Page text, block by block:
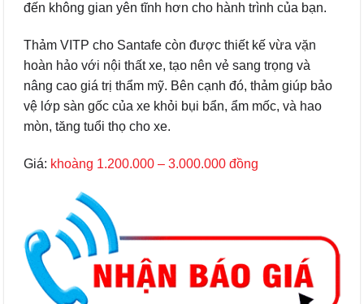
đến không gian yên tĩnh hơn cho hành trình của bạn.
Thảm VITP cho Santafe còn được thiết kế vừa vặn
hoàn hảo với nội thất xe, tạo nên vẻ sang trọng và
nâng cao giá trị thẩm mỹ. Bên cạnh đó, thảm giúp bảo
vệ lớp sàn gốc của xe khỏi bụi bẩn, ẩm mốc, và hao
mòn, tăng tuổi thọ cho xe.
Giá: khoàng 1.200.000 – 3.000.000 đồng